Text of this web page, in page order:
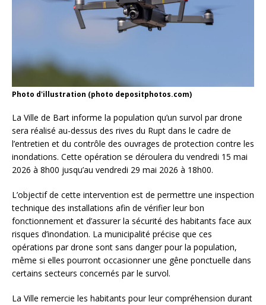
Photo d'illustration (photo depositphotos.com)
La Ville de Bart informe la population qu’un survol par drone
sera réalisé au-dessus des rives du Rupt dans le cadre de
l’entretien et du contrôle des ouvrages de protection contre les
inondations. Cette opération se déroulera du vendredi 15 mai
2026 à 8h00 jusqu’au vendredi 29 mai 2026 à 18h00.
L’objectif de cette intervention est de permettre une inspection
technique des installations afin de vérifier leur bon
fonctionnement et d’assurer la sécurité des habitants face aux
risques d’inondation. La municipalité précise que ces
opérations par drone sont sans danger pour la population,
même si elles pourront occasionner une gêne ponctuelle dans
certains secteurs concernés par le survol.
La Ville remercie les habitants pour leur compréhension durant